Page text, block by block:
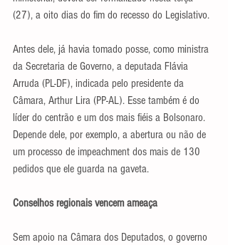
(27), a oito dias do fim do recesso do Legislativo.
Antes dele, já havia tomado posse, como ministra
da Secretaria de Governo, a deputada Flávia
Arruda (PL-DF), indicada pelo presidente da
Câmara, Arthur Lira (PP-AL). Esse também é do
líder do centrão e um dos mais fiéis a Bolsonaro.
Depende dele, por exemplo, a abertura ou não de
um processo de impeachment dos mais de 130
pedidos que ele guarda na gaveta.
Conselhos regionais vencem ameaça
Sem apoio na Câmara dos Deputados, o governo